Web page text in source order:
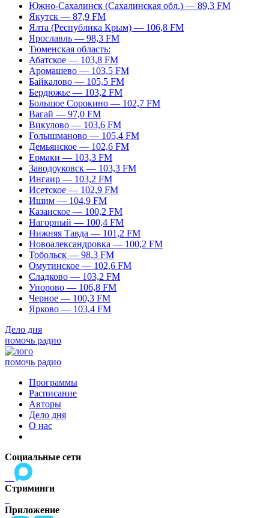
Южно-Сахалинск (Сахалинская обл.) — 89,3 FM
Якутск — 87,9 FM
Ялта (Республика Крым) — 106,8 FM
Ярославль — 98,3 FM
Тюменская область:
Абатское — 103,8 FM
Аромашево — 103,5 FM
Байкалово — 105,5 FM
Бердюжье — 103,2 FM
Большое Сорокино — 102,7 FM
Вагай — 97,0 FM
Викулово — 103,6 FM
Голышманово — 105,4 FM
Демьянское — 102,6 FM
Ермаки — 103,3 FM
Заводоуковск — 103,3 FM
Ингаир — 103,2 FM
Исетское — 102,9 FM
Ишим — 104,9 FM
Казанское — 100,2 FM
Нагорный — 100,4 FM
Нижняя Тавда — 101,2 FM
Новоалександровка — 100,2 FM
Тобольск — 98,3 FM
Омутинское — 102,6 FM
Сладково — 103,2 FM
Упорово — 106,8 FM
Черное — 100,3 FM
Ярково — 103,4 FM
Дело дня
помочь радио
помочь радио
Программы
Расписание
Авторы
Дело дня
О нас
Социальные сети
Стриминги
Приложение